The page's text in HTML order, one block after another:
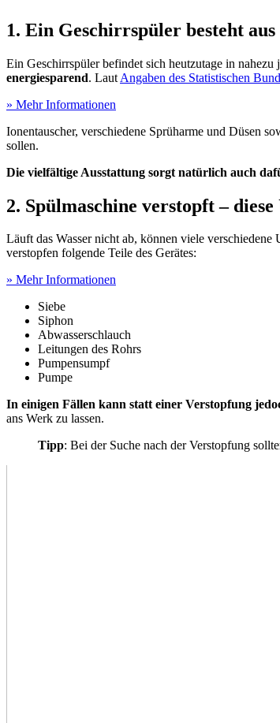
1. Ein Geschirrspüler besteht
Ein Geschirrspüler befindet sich heutzutage in nahezu
energiesparend. Laut Angaben des Statistischen
» Mehr Informationen
Ionentauscher, verschiedene Sprüharme und Düsen
sollen.
Die vielfältige Ausstattung sorgt natürlich auch
2. Spülmaschine verstopft –
Läuft das Wasser nicht ab, können viele
verstopfen folgende Teile des Gerätes:
» Mehr Informationen
Siebe
Siphon
Abwasserschlauch
Leitungen des Rohrs
Pumpensumpf
Pumpe
In einigen Fällen kann statt einer Verstopfung
ans Werk zu lassen.
Tipp: Bei der Suche nach der Verstopfung